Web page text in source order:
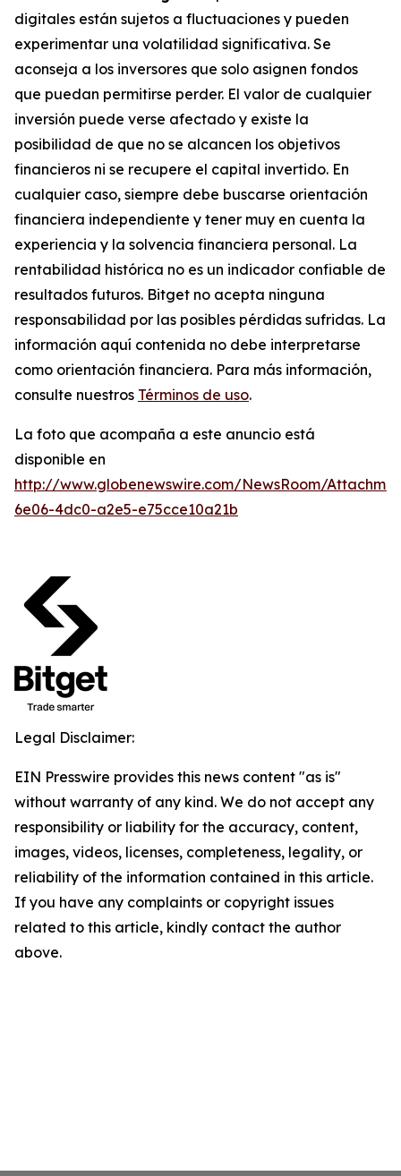
digitales están sujetos a fluctuaciones y pueden
experimentar una volatilidad significativa. Se
aconseja a los inversores que solo asignen fondos
que puedan permitirse perder. El valor de cualquier
inversión puede verse afectado y existe la
posibilidad de que no se alcancen los objetivos
financieros ni se recupere el capital invertido. En
cualquier caso, siempre debe buscarse orientación
financiera independiente y tener muy en cuenta la
experiencia y la solvencia financiera personal. La
rentabilidad histórica no es un indicador confiable de
resultados futuros. Bitget no acepta ninguna
responsabilidad por las posibles pérdidas sufridas. La
información aquí contenida no debe interpretarse
como orientación financiera. Para más información,
consulte nuestros Términos de uso.
La foto que acompaña a este anuncio está
disponible en
http://www.globenewswire.com/NewsRoom/
6e06-4dc0-a2e5-e75cce10a21b
Legal Disclaimer:
EIN Presswire provides this news content "as is"
without warranty of any kind. We do not accept any
responsibility or liability for the accuracy, content,
images, videos, licenses, completeness, legality, or
reliability of the information contained in this article.
If you have any complaints or copyright issues
related to this article, kindly contact the author
above.